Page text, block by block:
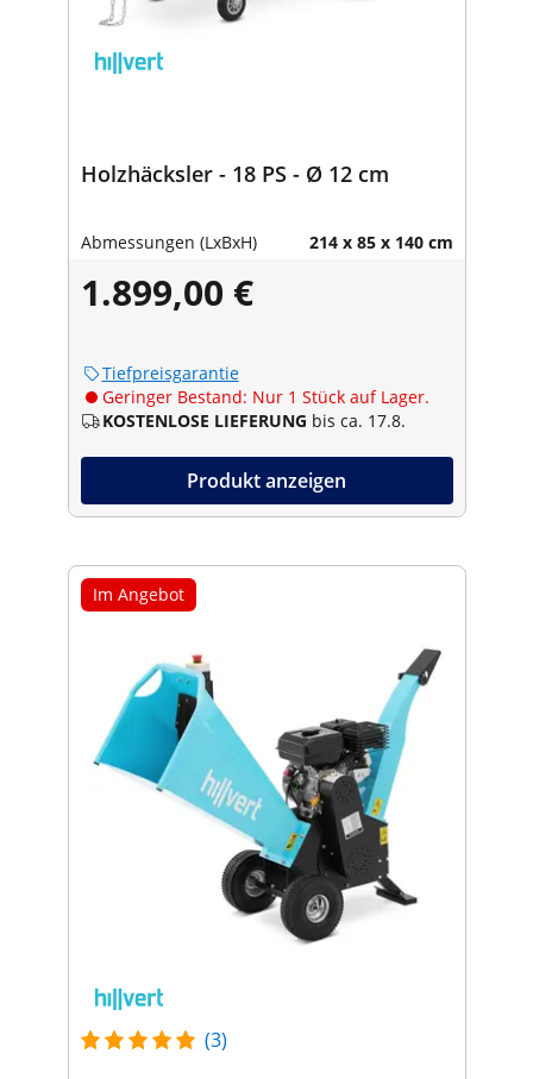
Holzhäcksler - 18 PS - Ø 12 cm
Abmessungen (LxBxH) 214 x 85 x 140 cm
1.899,00 €
Tiefpreisgarantie
Geringer Bestand: Nur 1 Stück auf Lager.
KOSTENLOSE LIEFERUNG bis ca. 17.8.
Produkt anzeigen
Im Angebot
(3)